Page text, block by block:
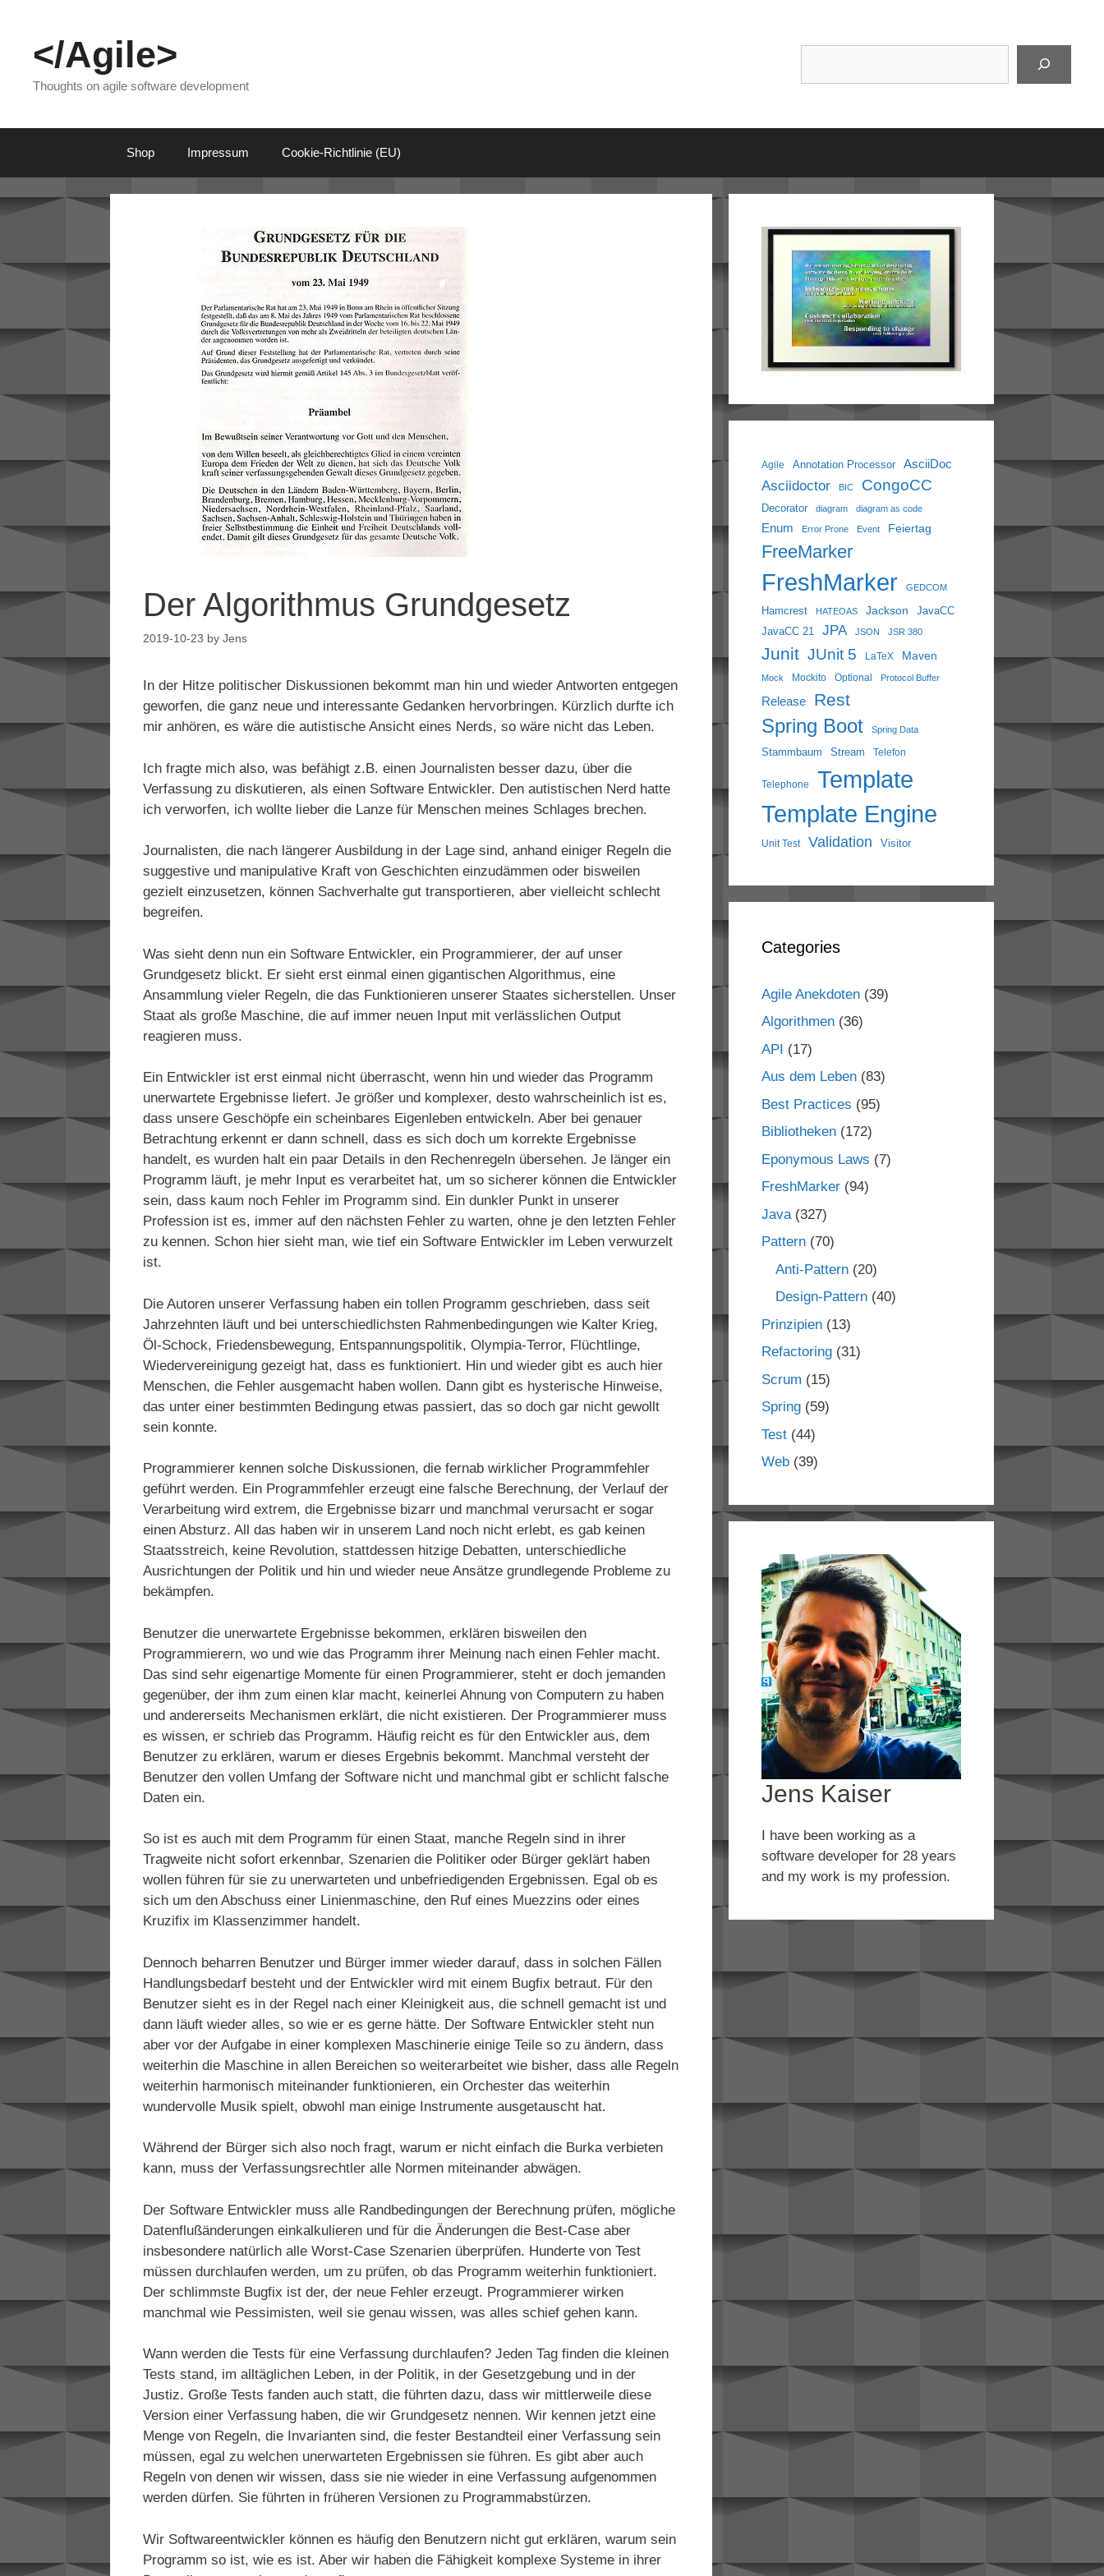
content</Agile>
Thoughts on agile software development
Shop Impressum Cookie-Richtlinie (EU)
Der Algorithmus Grundgesetz
2019-10-23 byJens
In der Hitze politischer Diskussionen bekommt man hin und wieder Antworten entgegen
geworfen, die ganz neue und interessante Gedanken hervorbringen. Kürzlich durfte ich
mir anhören, es wäre die autistische Ansicht eines Nerds, so wäre nicht das Leben.
Ich fragte mich also, was befähigt z.B. einen Journalisten besser dazu, über die
Verfassung zu diskutieren, als einen Software Entwickler. Den autistischen Nerd hatte
ich verworfen, ich wollte lieber die Lanze für Menschen meines Schlages brechen.
Journalisten, die nach längerer Ausbildung in der Lage sind, anhand einiger Regeln die
suggestive und manipulative Kraft von Geschichten einzudämmen oder bisweilen
gezielt einzusetzen, können Sachverhalte gut transportieren, aber vielleicht schlecht
begreifen.
Was sieht denn nun ein Software Entwickler, ein Programmierer, der auf unser
Grundgesetz blickt. Er sieht erst einmal einen gigantischen Algorithmus, eine
Ansammlung vieler Regeln, die das Funktionieren unserer Staates sicherstellen. Unser
Staat als große Maschine, die auf immer neuen Input mit verlässlichen Output
reagieren muss.
Ein Entwickler ist erst einmal nicht überrascht, wenn hin und wieder das Programm
unerwartete Ergebnisse liefert. Je größer und komplexer, desto wahrscheinlich ist es,
dass unsere Geschöpfe ein scheinbares Eigenleben entwickeln. Aber bei genauer
Betrachtung erkennt er dann schnell, dass es sich doch um korrekte Ergebnisse
handelt, es wurden halt ein paar Details in den Rechenregeln übersehen. Je länger ein
Programm läuft, je mehr Input es verarbeitet hat, um so sicherer können die Entwickler
sein, dass kaum noch Fehler im Programm sind. Ein dunkler Punkt in unserer
Profession ist es, immer auf den nächsten Fehler zu warten, ohne je den letzten Fehler
zu kennen. Schon hier sieht man, wie tief ein Software Entwickler im Leben verwurzelt
ist.
Die Autoren unserer Verfassung haben ein tollen Programm geschrieben, dass seit
Jahrzehnten läuft und bei unterschiedlichsten Rahmenbedingungen wie Kalter Krieg,
Öl-Schock, Friedensbewegung, Entspannungspolitik, Olympia-Terror, Flüchtlinge,
Wiedervereinigung gezeigt hat, dass es funktioniert. Hin und wieder gibt es auch hier
Menschen, die Fehler ausgemacht haben wollen. Dann gibt es hysterische Hinweise,
das unter einer bestimmten Bedingung etwas passiert, das so doch gar nicht gewollt
sein konnte.
Programmierer kennen solche Diskussionen, die fernab wirklicher Programmfehler
geführt werden. Ein Programmfehler erzeugt eine falsche Berechnung, der Verlauf der
Verarbeitung wird extrem, die Ergebnisse bizarr und manchmal verursacht er sogar
einen Absturz. All das haben wir in unserem Land noch nicht erlebt, es gab keinen
Staatsstreich, keine Revolution, stattdessen hitzige Debatten, unterschiedliche
Ausrichtungen der Politik und hin und wieder neue Ansätze grundlegende Probleme zu
bekämpfen.
Benutzer die unerwartete Ergebnisse bekommen, erklären bisweilen den
Programmierern, wo und wie das Programm ihrer Meinung nach einen Fehler macht.
Das sind sehr eigenartige Momente für einen Programmierer, steht er doch jemanden
gegenüber, der ihm zum einen klar macht, keinerlei Ahnung von Computern zu haben
und andererseits Mechanismen erklärt, die nicht existieren. Der Programmierer muss
es wissen, er schrieb das Programm. Häufig reicht es für den Entwickler aus, dem
Benutzer zu erklären, warum er dieses Ergebnis bekommt. Manchmal versteht der
Benutzer den vollen Umfang der Software nicht und manchmal gibt er schlicht falsche
Daten ein.
So ist es auch mit dem Programm für einen Staat, manche Regeln sind in ihrer
Tragweite nicht sofort erkennbar, Szenarien die Politiker oder Bürger geklärt haben
wollen führen für sie zu unerwarteten und unbefriedigenden Ergebnissen. Egal ob es
sich um den Abschuss einer Linienmaschine, den Ruf eines Muezzins oder eines
Kruzifix im Klassenzimmer handelt.
Dennoch beharren Benutzer und Bürger immer wieder darauf, dass in solchen Fällen
Handlungsbedarf besteht und der Entwickler wird mit einem Bugfix betraut. Für den
Benutzer sieht es in der Regel nach einer Kleinigkeit aus, die schnell gemacht ist und
dann läuft wieder alles, so wie er es gerne hätte. Der Software Entwickler steht nun
aber vor der Aufgabe in einer komplexen Maschinerie einige Teile so zu ändern, dass
weiterhin die Maschine in allen Bereichen so weiterarbeitet wie bisher, dass alle Regeln
weiterhin harmonisch miteinander funktionieren, ein Orchester das weiterhin
wundervolle Musik spielt, obwohl man einige Instrumente ausgetauscht hat.
Während der Bürger sich also noch fragt, warum er nicht einfach die Burka verbieten
kann, muss der Verfassungsrechtler alle Normen miteinander abwägen.
Der Software Entwickler muss alle Randbedingungen der Berechnung prüfen, mögliche
Datenflußänderungen einkalkulieren und für die Änderungen die Best-Case aber
insbesondere natürlich alle Worst-Case Szenarien überprüfen. Hunderte von Test
müssen durchlaufen werden, um zu prüfen, ob das Programm weiterhin funktioniert.
Der schlimmste Bugfix ist der, der neue Fehler erzeugt. Programmierer wirken
manchmal wie Pessimisten, weil sie genau wissen, was alles schief gehen kann.
Wann werden die Tests für eine Verfassung durchlaufen? Jeden Tag finden die kleinen
Tests stand, im alltäglichen Leben, in der Politik, in der Gesetzgebung und in der
Justiz. Große Tests fanden auch statt, die führten dazu, dass wir mittlerweile diese
Version einer Verfassung haben, die wir Grundgesetz nennen. Wir kennen jetzt eine
Menge von Regeln, die Invarianten sind, die fester Bestandteil einer Verfassung sein
müssen, egal zu welchen unerwarteten Ergebnissen sie führen. Es gibt aber auch
Regeln von denen wir wissen, dass sie nie wieder in eine Verfassung aufgenommen
werden dürfen. Sie führten in früheren Versionen zu Programmabstürzen.
Wir Softwareentwickler können es häufig den Benutzern nicht gut erklären, warum sein
Programm so ist, wie es ist. Aber wir haben die Fähigkeit komplexe Systeme in ihrer
Agile Annotation Processor AsciiDoc
Asciidoctor BIC CongoCC
Decorator diagram diagram as code
Enum Error Prone Event Feiertag
FreeMarker
FreshMarker GEDCOM
Hamcrest HATEOAS Jackson
JavaCC
JavaCC 21
JPA JSON JSR 380
Junit JUnit 5 LaTeX Maven
Mock Mockito Optional Protocol Buffer
Release Rest
Spring Boot Spring Data
Stammbaum Stream Telefon
Telephone Template
Template Engine
Unit Test Validation Visitor
Categories
Agile Anekdoten (39)
Algorithmen (36)
API (17)
Aus dem Leben (83)
Best Practices (95)
Bibliotheken (172)
Eponymous Laws (7)
FreshMarker (94)
Java (327)
Pattern (70)
Anti-Pattern (20)
Design-Pattern (40)
Prinzipien (13)
Refactoring (31)
Scrum (15)
Spring (59)
Test (44)
Web (39)
Jens Kaiser
I have been working as a
software developer for 28 years
and my work is my profession.